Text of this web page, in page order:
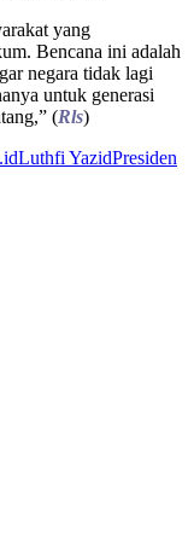
yang
Bencana ini adalah
negara tidak lagi
untuk generasi
(Rls)
Luthfi YazidPresiden